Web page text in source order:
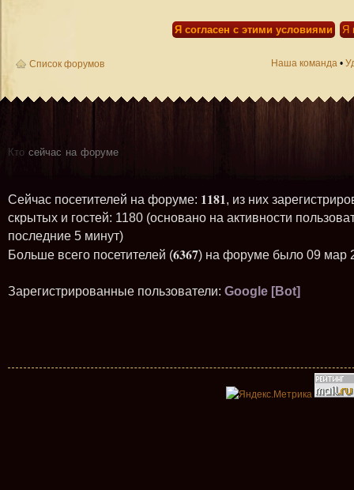
Список форумов Наша команда •
Кто сейчас на форуме
Сейчас посетителей на форуме: 1181, из них
скрытых и гостей: 1180 (основано на активности
последние 5 минут)
Больше всего посетителей (6367) на форуме было 09 мар
Зарегистрированные пользователи: Google [Bot]